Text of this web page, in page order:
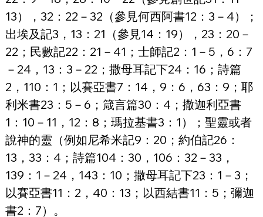
13），32：22－32（參見何西阿書12：3－4）；
出埃及記3，13：21（參見14：19），23：20－
22；民數記22：21－41；士師記2：1－5，6：7
－24，13：3－22；撒母耳記下24：16；詩篇
2，110：1；以賽亞書7：14，9：6，63：9；耶
利米書23：5－6；箴言篇30：4；撒迦利亞書
1：10－11，12：8；瑪拉基書3：1）；聖靈或者
說神的靈（例如尼希米記9：20；約伯記26：
13，33：4；詩篇104：30，106：32－33，
139：1－24，143：10；撒母耳記下23：1－3；
以賽亞書11：2，40：13；以西結書11：5；彌迦
書2：7）。